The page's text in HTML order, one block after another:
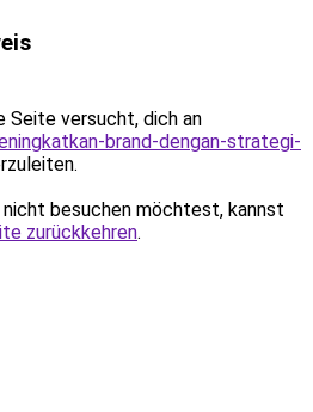
Seite versucht, dich an
brand-dengan-strategi-
besuchen möchtest, kannst
zurückkehren.